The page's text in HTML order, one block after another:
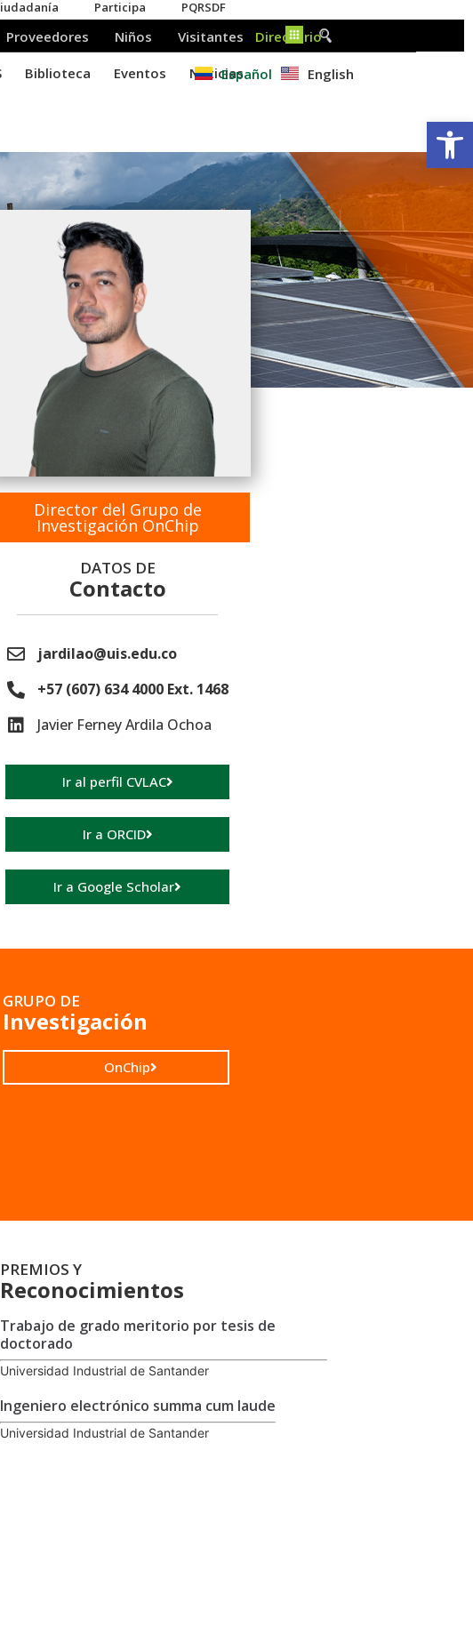
Español English
Director del Grupo de
Investigación OnChip
DATOS DE
Contacto
jardilao@uis.edu.co
+57 (607) 634 4000 Ext. 1468
Javier Ferney Ardila Ochoa
Ir al perfil CVLAC
Ir a ORCID
Ir a Google Scholar
GRUPO DE
Investigación
OnChip
PREMIOS Y
Reconocimientos
Trabajo de grado meritorio por tesis de
doctorado
Universidad Industrial de Santander
Ingeniero electrónico summa cum laude
Universidad Industrial de Santander